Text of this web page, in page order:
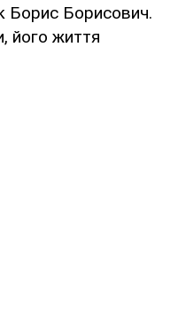
Борис Борисович.
його життя